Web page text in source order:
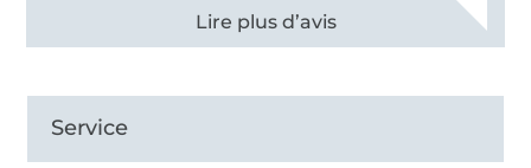
Voir tous les 11496 commentaires
Service